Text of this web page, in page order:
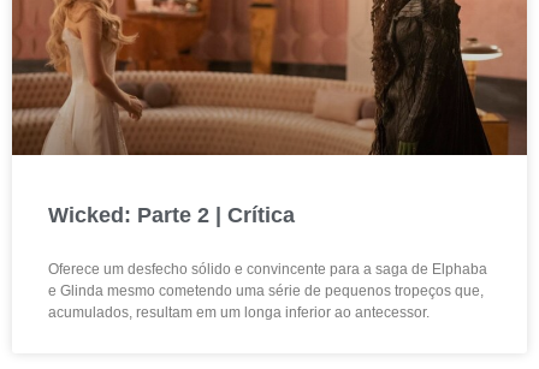
Wicked: Parte 2 | Crítica
Oferece um desfecho sólido e convincente para a saga de Elphaba
e Glinda mesmo cometendo uma série de pequenos tropeços que,
acumulados, resultam em um longa inferior ao antecessor.